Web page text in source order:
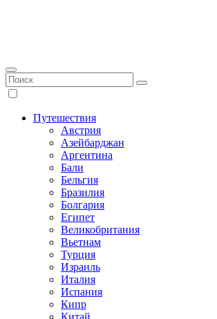
Путешествия
Австрия
Азейбарджан
Аргентина
Бали
Бельгия
Бразилия
Болгария
Египет
Великобритания
Вьетнам
Турция
Израиль
Италия
Испания
Кипр
Китай